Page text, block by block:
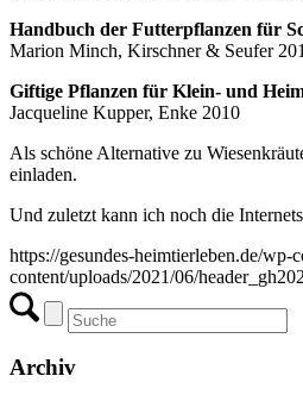
Handbuch der Futterpflanzen für
Marion Minch, Kirschner & Seufer
Giftige Pflanzen für Klein- und
Jacqueline Kupper, Enke 2010
Als schöne Alternative zu
einladen.
Und zuletzt kann ich noch die
https://gesundes-heimtierleben.de/
content/uploads/2021/06/
Archiv